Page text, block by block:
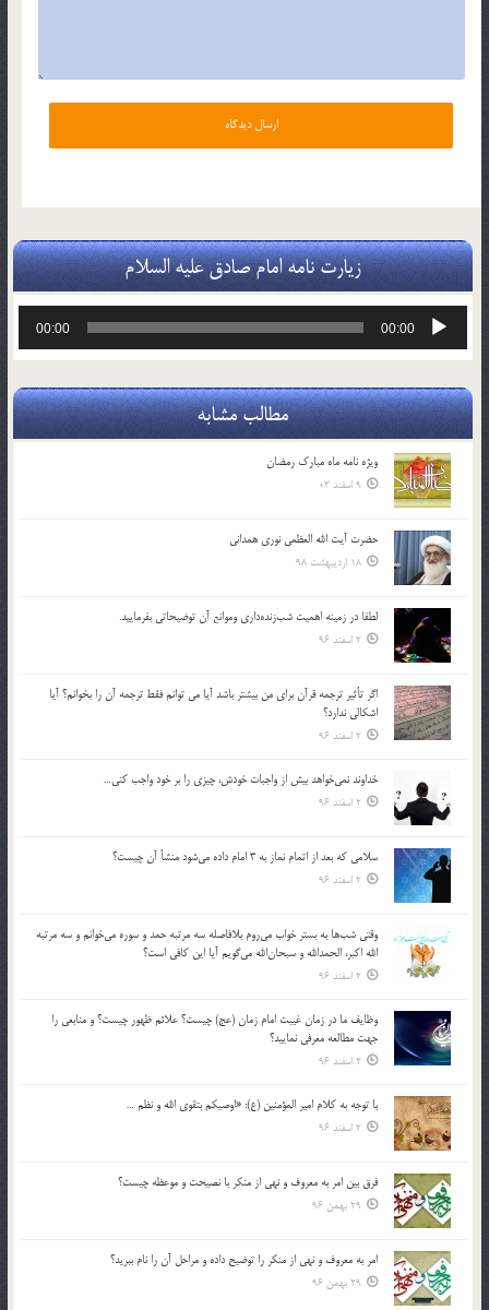
زیارت نامه امام صادق علیه السلام
پخش‌کننده
00:00
00:00
مطالب مشابه
ویژه نامه ماه مبارک رمضان
9 اسفند 03
حضرت آیت الله العظمی نوری همدانی
18 اردیبهشت 98
لطفا در زمينه اهميت شب‌زنده‌داري وموانع آن توضيحاتي بفرماييد.
2 اسفند 96
اگر تأثير ترجمه قرآن براي من بيشتر باشد آيا مي توانم فقط ترجمه آن را بخوانم؟ آيا
اشكالي ندارد؟
2 اسفند 96
خداوند نمي‌خواهد بيش از واجبات خودش، چيزي را بر خود واجب كني…
2 اسفند 96
سلامي كه بعد از اتمام نماز به 3 امام داده مي‌شود منشأ آن چيست؟
2 اسفند 96
وقتي شب‌ها به بستر خواب مي‌روم بلافاصله سه مرتبه حمد و سوره مي‌خوانم و سه مرتبه
الله اكبر، الحمدالله و سبحان‌الله مي‌گويم آيا اين كافي است؟
2 اسفند 96
وظايف ما در زمان غيبت امام زمان (عج) چيست؟ علائم ظهور چيست؟ و منابعي را
جهت مطالعه معرفي نماييد؟
2 اسفند 96
با توجه به كلام امير المؤمنين (ع): «اوصيكم بتقوي الله و نظم …
2 اسفند 96
فرق بين امر به معروف و نهي از منكر با نصيحت و موعظه چيست؟
29 بهمن 96
امر به معروف و نهي از منكر را توضيح داده و مراحل آن را نام ببريد؟
29 بهمن 96